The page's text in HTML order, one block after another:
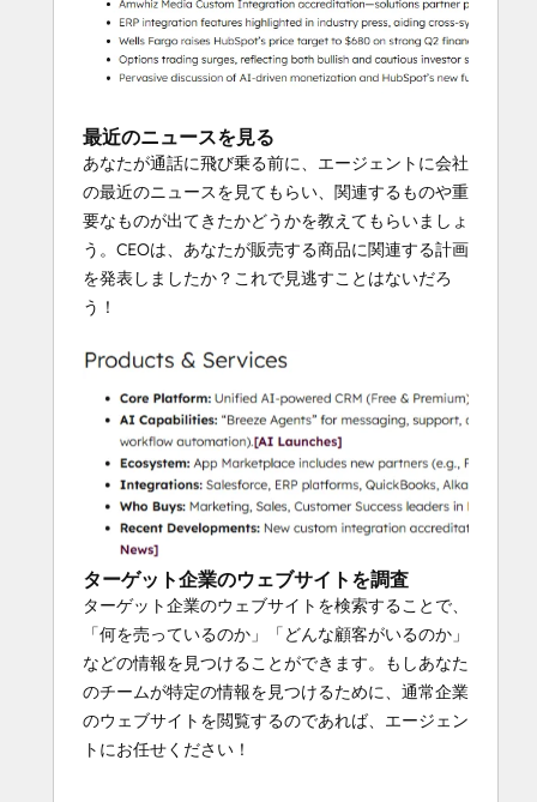
す。各アウトプットには、透明性と信頼のた
めにソース（ウェブサイトやCRMデータな
ど）が含まれます。
最近のニュースを見る
あなたが通話に飛び乗る前に、エージェントに会社
の最近のニュースを見てもらい、関連するものや重
要なものが出てきたかどうかを教えてもらいましょ
う。CEOは、あなたが販売する商品に関連する計画
を発表しましたか？これで見逃すことはないだろ
う！
ターゲット企業のウェブサイトを調査
ターゲット企業のウェブサイトを検索することで、
「何を売っているのか」「どんな顧客がいるのか」
などの情報を見つけることができます。もしあなた
のチームが特定の情報を見つけるために、通常企業
のウェブサイトを閲覧するのであれば、エージェン
トにお任せください！